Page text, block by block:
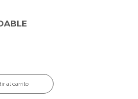
al carrito